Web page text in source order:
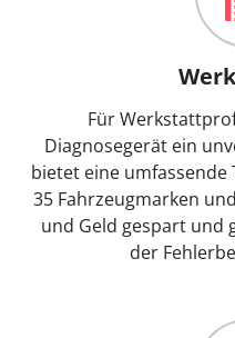
Für
Diagnosegerät ein
bietet eine
35 Fahrzeugmarken
und Geld gespart und
der